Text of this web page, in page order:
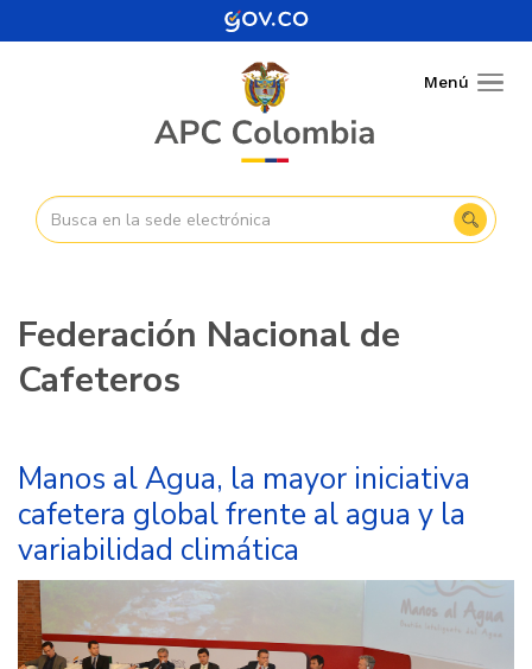
al
Menú
Federación Nacional de
Cafeteros
Manos al Agua, la mayor iniciativa
cafetera global frente al agua y la
variabilidad climática